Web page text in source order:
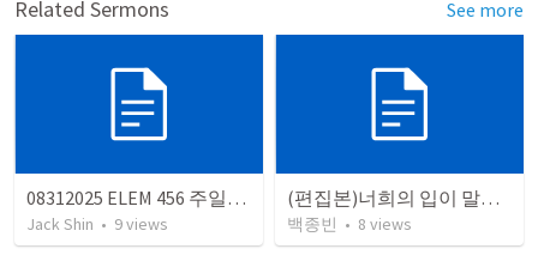
Related Sermons See more
08312025 ELEM 456 주일학교 Final 설교 원고 (영어)
Jack Shin • 9views
(편집본)너희의 입이 말한 대로 행하라
백종빈 • 8 views